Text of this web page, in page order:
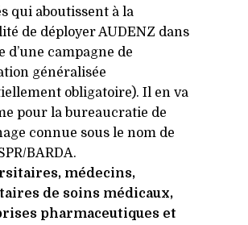
qui aboutissent à la
de déployer AUDENZ dans
d’une campagne de
généralisée
obligatoire). Il en va
pour la bureaucratie de
connue sous le nom de
/BARDA.
médecins,
de soins médicaux,
pharmaceutiques et